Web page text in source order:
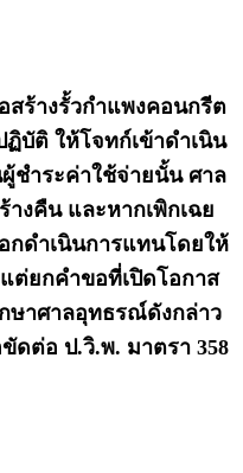
สร้างรั้วกำแพงคอนกรีต
บัติ ให้โจทก์เข้าดำเนิน
ชำระค่าใช้จ่ายนั้น ศาล
งคืน และหากเพิกเฉย
กดำเนินการแทนโดยให้
ต่ยกคำขอที่เปิดโอกาส
ษาศาลอุทธรณ์ดังกล่าว
ดต่อ ป.วิ.พ. มาตรา 358